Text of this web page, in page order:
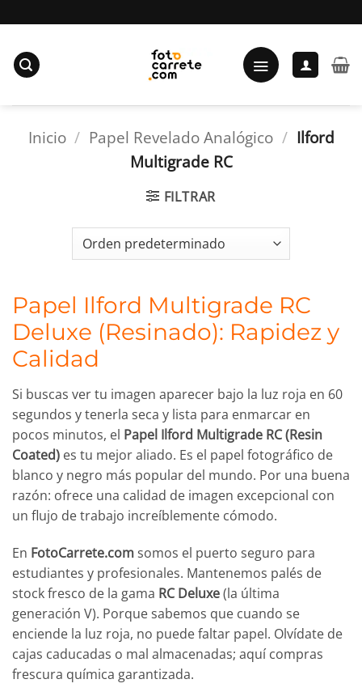
al
contenido
Inicio / Papel Revelado Analógico / Ilford
Multigrade RC
FILTRAR
Papel Ilford Multigrade RC
Deluxe (Resinado): Rapidez y
Calidad
Si buscas ver tu imagen aparecer bajo la luz roja en 60
segundos y tenerla seca y lista para enmarcar en
pocos minutos, el Papel Ilford Multigrade RC (Resin
Coated) es tu mejor aliado. Es el papel fotográfico de
blanco y negro más popular del mundo. Por una buena
razón: ofrece una calidad de imagen excepcional con
un flujo de trabajo increíblemente cómodo.
En FotoCarrete.comsomos el puerto seguro para
estudiantes y profesionales. Mantenemos palés de
stock fresco de la gama RC Deluxe(la última
generación V). Porque sabemos que cuando se
enciende la luz roja, no puede faltar papel. Olvídate de
cajas caducadas o mal almacenadas; aquí compras
frescura química garantizada.